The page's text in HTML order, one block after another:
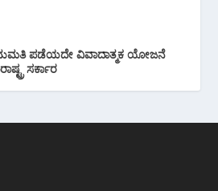
ಪಡೆಯದೇ ವಿವಾದಾತ್ಮಕ ಯೋಜನೆ
ಸರ್ಕಾರ